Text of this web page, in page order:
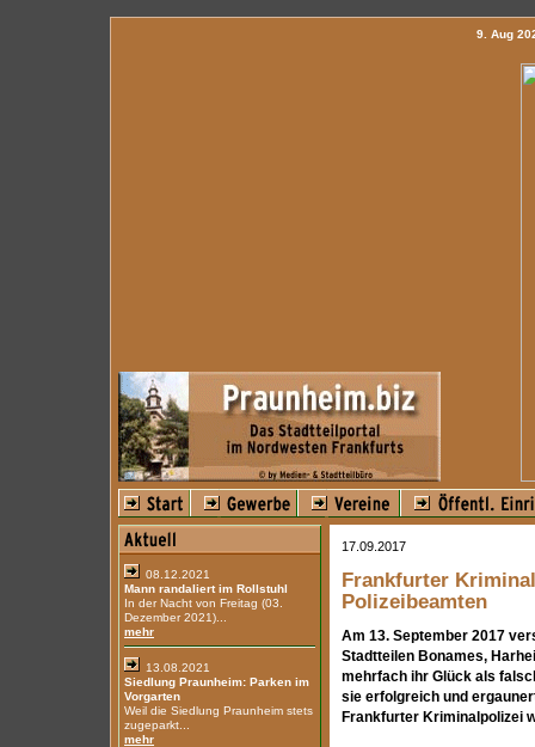
9. Aug
08.12.2021
Mann randaliert im Rollstuhl
In der Nacht von Freitag (03.
Dezember 2021)...
mehr
13.08.2021
Siedlung Praunheim: Parken im
Vorgarten
Weil die Siedlung Praunheim stets
zugeparkt...
mehr
17.09.2017
Frankfurter
Polizeibeamten
Am 13. September 2017
Stadtteilen Bonames,
mehrfach ihr Glück als
sie erfolgreich und
Frankfurter Kriminalpolizei